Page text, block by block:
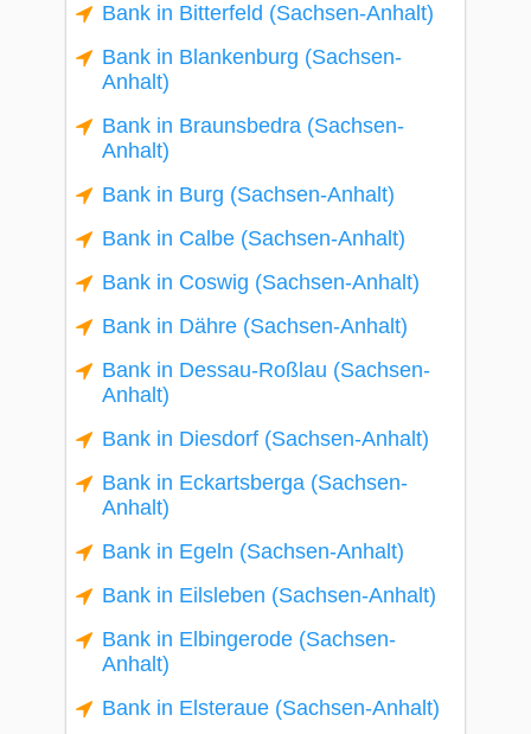
Bank in Bitterfeld (Sachsen-Anhalt)
Bank in Blankenburg (Sachsen-
Anhalt)
Bank in Braunsbedra (Sachsen-
Anhalt)
Bank in Burg (Sachsen-Anhalt)
Bank in Calbe (Sachsen-Anhalt)
Bank in Coswig (Sachsen-Anhalt)
Bank in Dähre (Sachsen-Anhalt)
Bank in Dessau-Roßlau (Sachsen-
Anhalt)
Bank in Diesdorf (Sachsen-Anhalt)
Bank in Eckartsberga (Sachsen-
Anhalt)
Bank in Egeln (Sachsen-Anhalt)
Bank in Eilsleben (Sachsen-Anhalt)
Bank in Elbingerode (Sachsen-
Anhalt)
Bank in Elsteraue (Sachsen-Anhalt)